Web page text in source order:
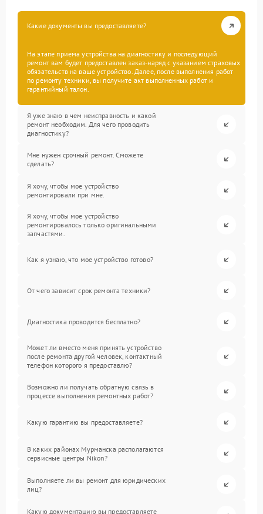
Какие документы вы предоставляете?
На этапе приема устройства на диагностику и последующий
ремонт вам будет предоставлен заказ-наряд с указанием страховых
обязательств на ваше устройство. Далее, после выполнения работ
по ремонту техники, вы получите акт выполненных работ и
гарантийный талон.
Я уже знаю в чем неисправность и какой
ремонт необходим. Для чего проводить
диагностику?
Мне нужен срочный ремонт. Сможете
сделать?
Я хочу, чтобы мое устройство
ремонтировали при мне.
Я хочу, чтобы мое устройство
ремонтировалось только оригинальными
запчастями.
Как я узнаю, что мое устройство готово?
От чего зависит срок ремонта техники?
Диагностика проводится бесплатно?
Может ли вместо меня принять устройство
после ремонта другой человек, контактный
телефон которого я предоставлю?
Возможно ли получать обратную связь в
процессе выполнения ремонтных работ?
Какую гарантию вы предоставляете?
В каких районах Мурманска располагаются
сервисные центры Nikon?
Выполняете ли вы ремонт для юридических
лиц?
Какую документацию вы предоставляете